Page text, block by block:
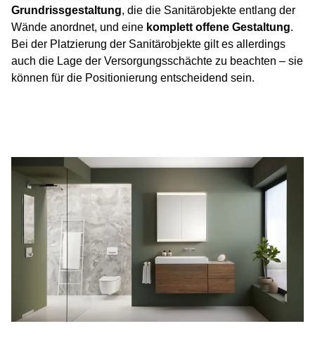
Grundrissgestaltung, die die Sanitärobjekte entlang der
Wände anordnet, und eine komplett offene Gestaltung.
Bei der Platzierung der Sanitärobjekte gilt es allerdings
auch die Lage der Versorgungsschächte zu beachten – sie
können für die Positionierung entscheidend sein.